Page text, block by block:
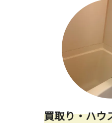
買取り・ハウ